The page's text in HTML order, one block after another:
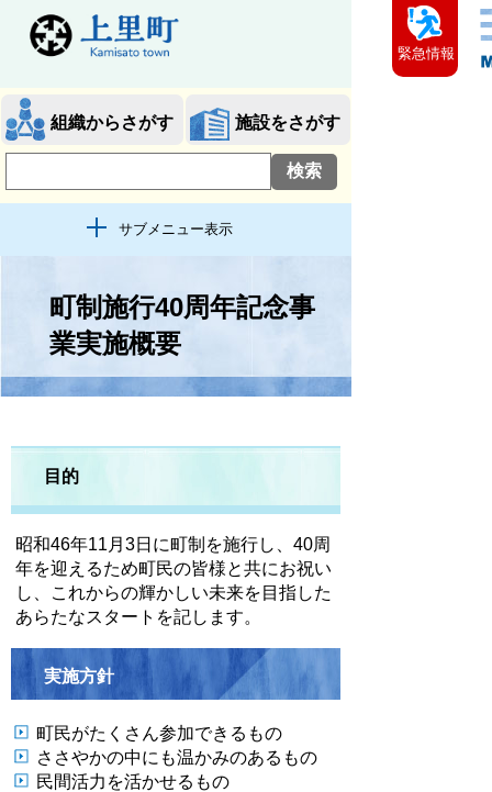
組織からさがす 施設をさがす
サブメニュー表示
緊急情報
町制施行40周年記念事
業実施概要
目的
昭和46年11月3日に町制を施行し、40周
年を迎えるため町民の皆様と共にお祝い
し、これからの輝かしい未来を目指した
あらたなスタートを記します。
実施方針
町民がたくさん参加できるもの
ささやかの中にも温かみのあるもの
民間活力を活かせるもの